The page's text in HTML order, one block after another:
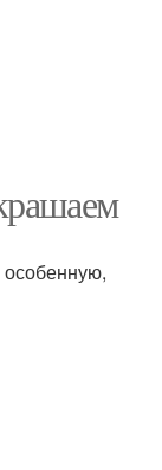
особенную,